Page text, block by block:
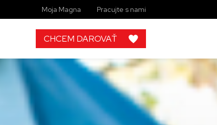
Moja Magna Pracujte s nami
CHCEM DAROVAŤ